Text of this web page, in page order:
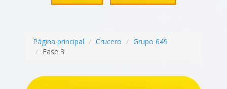
Página principal Crucero
Grupo 649
Fase 3